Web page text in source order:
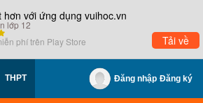
hơn với ứng dụng vuihoc.vn
lớp 12
phí trên Play Store Tải về
THPT Đăng nhập Đăng ký